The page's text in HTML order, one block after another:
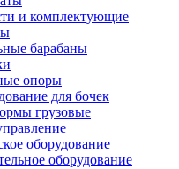
и комплектующие
барабаны
опоры
для бочек
грузовые
оборудование
оборудование